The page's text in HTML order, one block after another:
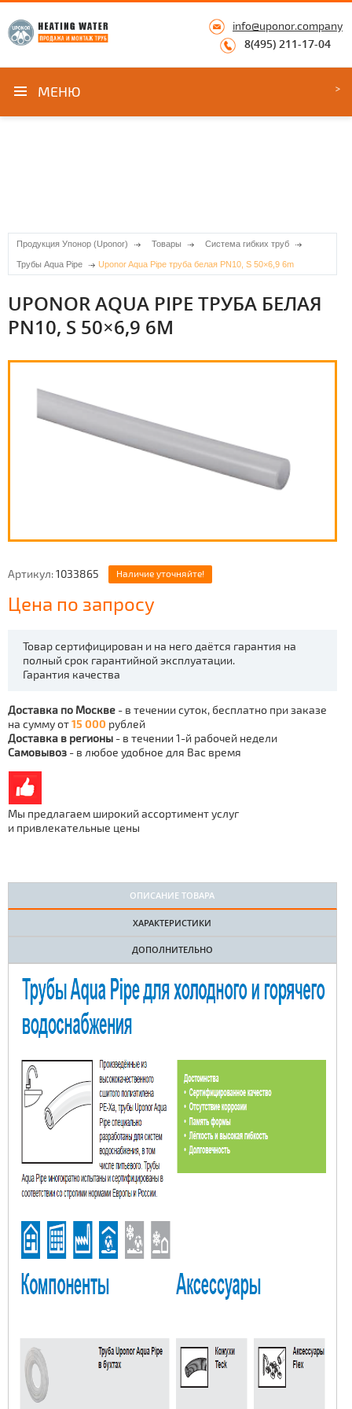
info@uponor.company
8(495) 211-17-04
МЕНЮ
Продукция Упонор (Uponor) Товары Система гибких труб
Трубы Aqua Pipe Uponor Aqua Pipe труба белая PN10, S 50×6,9 6m
UPONOR AQUA PIPE ТРУБА БЕЛАЯ
PN10, S 50×6,9 6M
Артикул:1033865 Наличие уточняйте!
Цена по запросу
Товар сертифицирован и на него даётся гарантия на
полный срок гарантийной эксплуатации.
Гарантия качества
Доставка по Москве - в течении суток, бесплатно при заказе
на сумму от15 000 рублей
Доставка в регионы - в течении 1-й рабочей недели
Самовывоз - в любое удобное для Вас время
Мы предлагаем широкий ассортимент услуг
и привлекательные цены
ОПИСАНИЕ ТОВАРА
ХАРАКТЕРИСТИКИ
ДОПОЛНИТЕЛЬНО